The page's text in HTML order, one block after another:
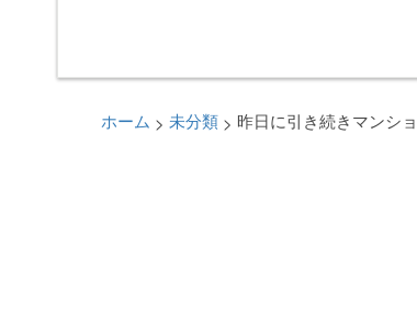
ホーム > 未分類 > 昨日に引き続きマンシ